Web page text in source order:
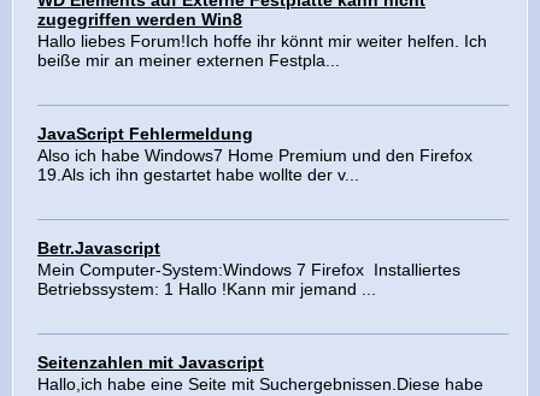
zugegriffen werden Win8
Hallo liebes Forum!Ich hoffe ihr könnt mir weiter helfen. Ich
beiße mir an meiner externen Festpla...
JavaScript Fehlermeldung
Also ich habe Windows7 Home Premium und den Firefox
19.Als ich ihn gestartet habe wollte der v...
Betr.Javascript
Mein Computer-System:Windows 7 Firefox Installiertes
Betriebssystem: 1 Hallo !Kann mir jemand ...
Seitenzahlen mit Javascript
Hallo,ich habe eine Seite mit Suchergebnissen.Diese habe